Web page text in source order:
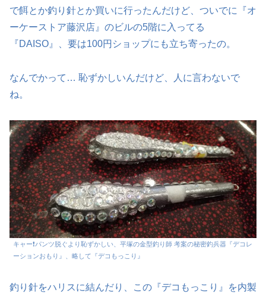
で餌とか釣り針とか買いに行ったんだけど、ついでに『オ
ーケーストア藤沢店』のビルの5階に入ってる
『DAISO』、要は100円ショップにも立ち寄ったの。
なんでかって… 恥ずかしいんだけど、人に言わないで
ね。
キャー❗パンツ脱ぐより恥ずかしい、平塚の金型釣り師 考案の秘密釣兵器『デコレ
ーションおもり』、略して『デコもっこり』
釣り針をハリスに結んだり、この『デコもっこり』を内製